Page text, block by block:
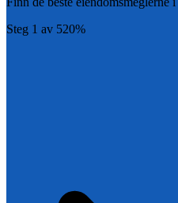
Steg 1 av 520%